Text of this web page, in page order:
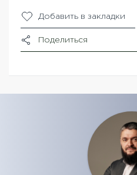
Добавить в закладки
Поделиться